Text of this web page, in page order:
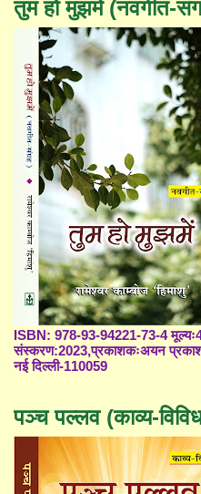
तुम हो मुझमे (नवगीत-
ISBN: 978-93-94221-73-4
संस्करण:2023,प्रकाशकःअयन
नई दिल्ली-110059
पञ्च पल्लव (काव्य-